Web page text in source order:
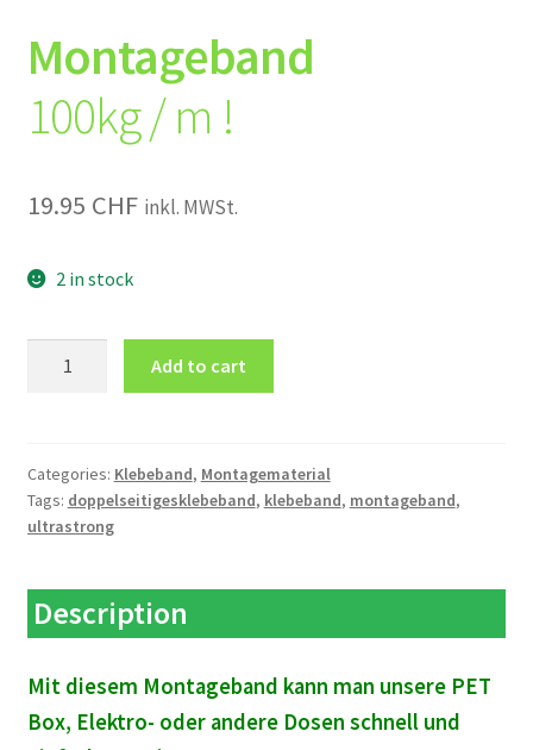
Montageband
100kg / m !
19.95 CHF inkl. MWSt.
2 in stock
!
quantity
Add to cart
Categories: Klebeband, Montagematerial
Tags: doppelseitigesklebeband, klebeband, montageband,
ultrastrong
Description
Mit diesem Montageband kann man unsere PET
Box, Elektro- oder andere Dosen schnell und